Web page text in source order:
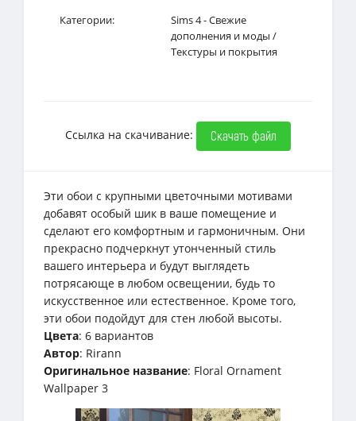
Категории:
Sims 4 - Свежие
дополнения и моды /
Текстуры и покрытия
Ссылка на скачивание: Скачать файл
Эти обои с крупными цветочными мотивами
добавят особый шик в ваше помещение и
сделают его комфортным и гармоничным. Они
прекрасно подчеркнут утонченный стиль
вашего интерьера и будут выглядеть
потрясающе в любом освещении, будь то
искусственное или естественное. Кроме того,
эти обои подойдут для стен любой высоты.
Цвета: 6 вариантов
Автор: Rirann
Оригинальное название: Floral Ornament
Wallpaper 3